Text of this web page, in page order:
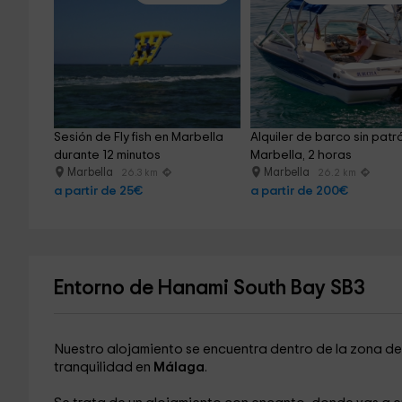
Sesión de Fly fish en Marbella
durante 12 minutos
Marbella 26.3 km
a partir de 25€
Alquiler de barco sin
Marbella, 2 horas
Marbella 26.2 km
a partir de 200€
Entorno de Hanami South Bay SB3
Nuestro alojamiento se encuentra dentro de la zona
tranquilidad en Málaga.